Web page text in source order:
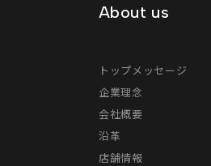
About us
トップメッセージ
企業理念
会社概要
沿革
店舗情報